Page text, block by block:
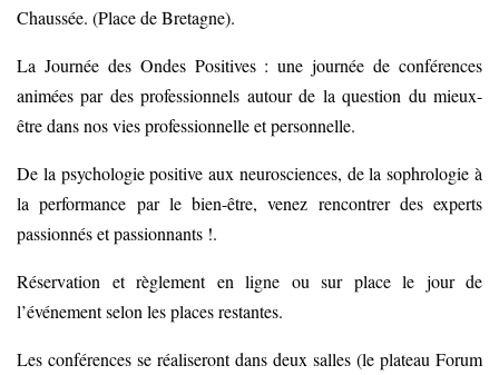
Chaussée. (Place de Bretagne).
La Journée des Ondes Positives : une journée de conférences
animées par des professionnels autour de la question du mieux-
être dans nos vies professionnelle et personnelle.
De la psychologie positive aux neurosciences, de la sophrologie à
la performance par le bien-être, venez rencontrer des experts
passionnés et passionnants !.
Réservation et règlement en ligne ou sur place le jour de
l’événement selon les places restantes.
Les conférences se réaliseront dans deux salles (le plateau Forum